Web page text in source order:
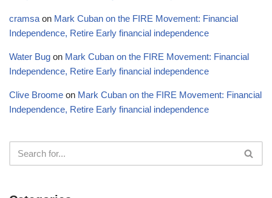
cramsa on Mark Cuban on the FIRE Movement: Financial
Independence, Retire Early financial independence
Water Bug on Mark Cuban on the FIRE Movement: Financial
Independence, Retire Early financial independence
Clive Broome on Mark Cuban on the FIRE Movement: Financial
Independence, Retire Early financial independence